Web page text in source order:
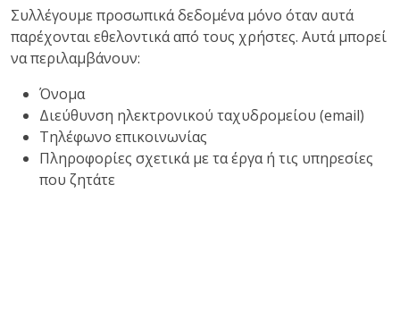
Συλλέγουμε προσωπικά δεδομένα μόνο όταν αυτά
παρέχονται εθελοντικά από τους χρήστες. Αυτά μπορεί
να περιλαμβάνουν:
Όνομα
Διεύθυνση ηλεκτρονικού ταχυδρομείου (email)
Τηλέφωνο επικοινωνίας
Πληροφορίες σχετικά με τα έργα ή τις υπηρεσίες
που ζητάτε